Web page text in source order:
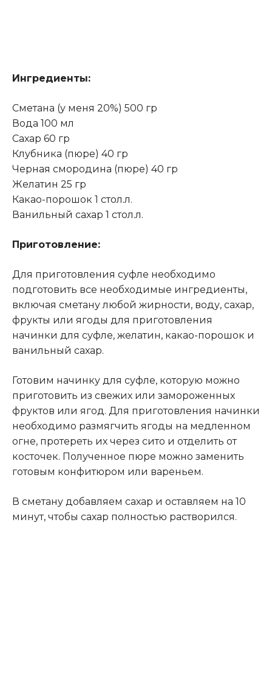
Ингредиенты:
Сметана (у меня 20%) 500 гр
Вода 100 мл
Сахар 60 гр
Клубника (пюре) 40 гр
Черная смородина (пюре) 40 гр
Желатин 25 гр
Какао-порошок 1 стол.л.
Ванильный сахар 1 стол.л.
Приготовление:
Для приготовления суфле необходимо
подготовить все необходимые ингредиенты,
включая сметану любой жирности, воду, сахар,
фрукты или ягоды для приготовления
начинки для суфле, желатин, какао-порошок и
ванильный сахар.
Готовим начинку для суфле, которую можно
приготовить из свежих или замороженных
фруктов или ягод. Для приготовления начинки
необходимо размягчить ягоды на медленном
огне, протереть их через сито и отделить от
косточек. Полученное пюре можно заменить
готовым конфитюром или вареньем.
В сметану добавляем сахар и оставляем на 10
минут, чтобы сахар полностью растворился.